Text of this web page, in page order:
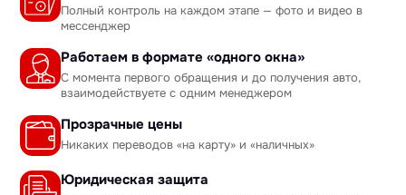
Полный контроль на каждом этапе — фото и видео в
мессенджер
Работаем в формате «одного окна»
С момента первого обращения и до получения авто,
взаимодействуете с одним менеджером
Прозрачные цены
Никаких переводов «на карту» и «наличных»
Юридическая защита